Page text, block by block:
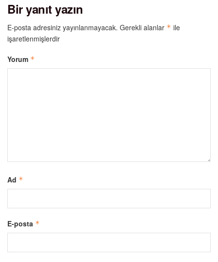
Bir yanıt yazın
E-posta adresiniz yayınlanmayacak. Gerekli alanlar * ile
işaretlenmişlerdir
Yorum *
Ad *
E-posta *